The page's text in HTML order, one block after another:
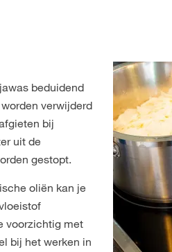
beduidend
verwijderd
bij
uit de
gestopt.
oliën kan je
voorzichtig met
bij het werken in